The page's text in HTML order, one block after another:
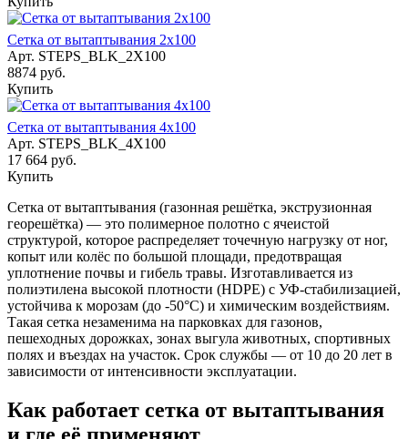
Сетка от вытаптывания 2х100
Арт. STEPS_BLK_2X100
8874 руб.
Купить
Сетка от вытаптывания 4х100
Арт. STEPS_BLK_4X100
17 664 руб.
Купить
Сетка от вытаптывания (газонная решётка, экструзионная
георешётка) — это полимерное полотно с ячеистой
структурой, которое распределяет точечную нагрузку от ног,
копыт или колёс по большой площади, предотвращая
уплотнение почвы и гибель травы. Изготавливается из
полиэтилена высокой плотности (HDPE) с УФ-стабилизацией,
устойчива к морозам (до -50°C) и химическим воздействиям.
Такая сетка незаменима на парковках для газонов,
пешеходных дорожках, зонах выгула животных, спортивных
полях и въездах на участок. Срок службы — от 10 до 20 лет в
зависимости от интенсивности эксплуатации.
Как работает сетка от вытаптывания
и где её применяют